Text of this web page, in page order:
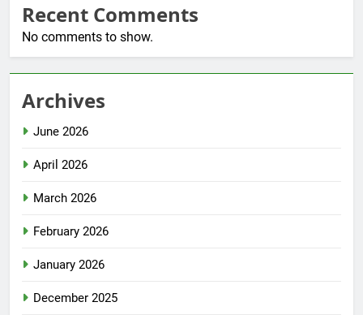
Recent Comments
No comments to show.
Archives
June 2026
April 2026
March 2026
February 2026
January 2026
December 2025